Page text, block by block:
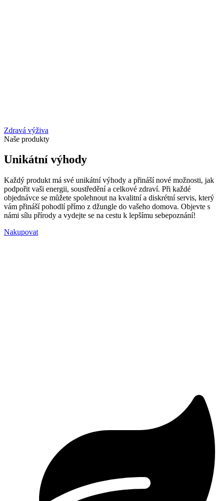
Zdravá výživa
Naše produkty
Unikátní výhody
Každý produkt má své unikátní výhody a přináší nové možnosti, jak
podpořit vaši energii, soustředění a celkové zdraví. Při každé
objednávce se můžete spolehnout na kvalitní a diskrétní servis, který
vám přináší pohodlí přímo z džungle do vašeho domova. Objevte s
námi sílu přírody a vydejte se na cestu k lepšímu sebepoznání!
Nakupovat